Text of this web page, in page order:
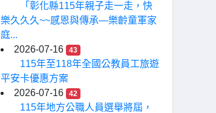
「彰化縣115年親子走一走，快
樂久久久~~感恩與傳承—樂齡童軍家
庭...
2026-07-16
43
115年至118年全國公教員工旅遊
平安卡優惠方案
2026-07-16
42
115年地方公職人員選舉將屆，